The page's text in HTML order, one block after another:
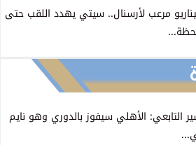
مرعب لأرسنال.. سيتي يهدد اللقب حتى
التابعي: الأهلي سيفوز بالدوري وهو نايم